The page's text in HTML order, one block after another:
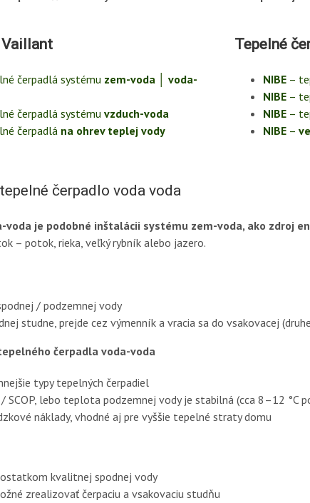
Vaillant
čerpadlá systému zem-voda │ voda-
čerpadlá systémuvzduch-voda
čerpadlá na ohrev teplej vody
Tepelné
NIBE –
NIBE –
NIBE –
NIBE –
čerpadlo voda voda
voda je podobné inštalácii systému zem-voda, ako zdroj
– potok, rieka, veľký rybník alebo jazero.
/ podzemnej vody
studne, prejde cez výmenník a vracia sa do vsakovacej
čerpadla voda-voda
typy tepelných čerpadiel
SCOP, lebo teplota podzemnej vody je stabilná (cca 8–12 °C
náklady, vhodné aj pre vyššie tepelné straty domu
kvalitnej spodnej vody
zrealizovať čerpaciu a vsakovaciu studňu